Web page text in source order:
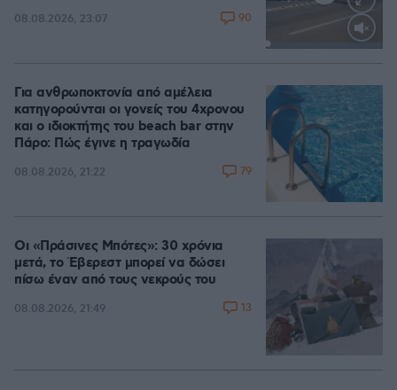
08.08.2026, 23:07 90
Για ανθρωποκτονία από αμέλεια
κατηγορούνται οι γονείς του 4χρονου
και ο ιδιοκτήτης του beach bar στην
Πάρο: Πώς έγινε η τραγωδία
08.08.2026, 21:22 79
Οι «Πράσινες Μπότες»: 30 χρόνια
μετά, το Έβερεστ μπορεί να δώσει
πίσω έναν από τους νεκρούς του
08.08.2026, 21:49 13